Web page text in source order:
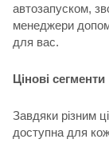
автозапуском,
менеджери
для вас.
Цінові сегменти
Завдяки різним
доступна для